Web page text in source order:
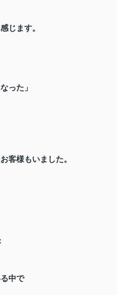
じます。
った」
客様もいました。
中で